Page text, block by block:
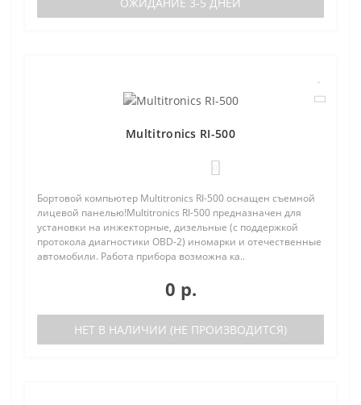
Multitronics RI-500
Бортовой компьютер Multitronics RI-500 оснащен съемной
лицевой панелью!Multitronics RI-500 предназначен для
установки на инжекторные, дизельные (с поддержкой
протокола диагностики OBD-2) иномарки и отечественные
автомобили. Работа прибора возможна ка..
0 р.
НЕТ В НАЛИЧИИ (НЕ ПРОИЗВОДИТСЯ)